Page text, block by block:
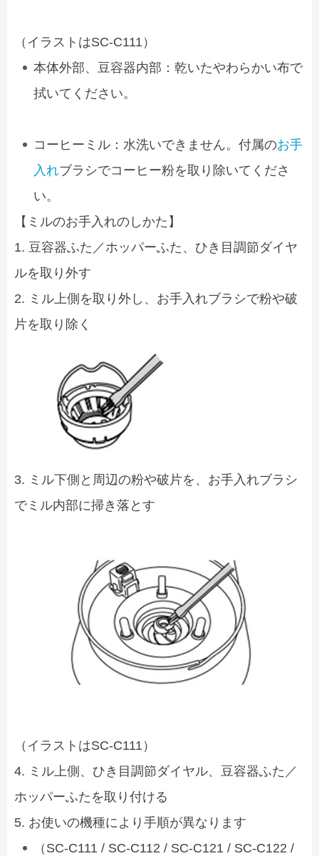
（イラストはSC-C111）
本体外部、豆容器内部：乾いたやわらかい布で
拭いてください。
コーヒーミル：水洗いできません。付属のお手
入れブラシでコーヒー粉を取り除いてくださ
い。
【ミルのお手入れのしかた】
1. 豆容器ふた／ホッパーふた、ひき目調節ダイヤ
ルを取り外す
2. ミル上側を取り外し、お手入れブラシで粉や破
片を取り除く
3. ミル下側と周辺の粉や破片を、お手入れブラシ
でミル内部に掃き落とす
（イラストはSC-C111）
4. ミル上側、ひき目調節ダイヤル、豆容器ふた／
ホッパーふたを取り付ける
5. お使いの機種により手順が異なります
（SC-C111 / SC-C112 / SC-C121 / SC-C122 /